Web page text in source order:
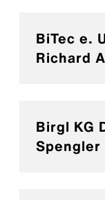
BiTec e.
Richard
Birgl KG
Spengler